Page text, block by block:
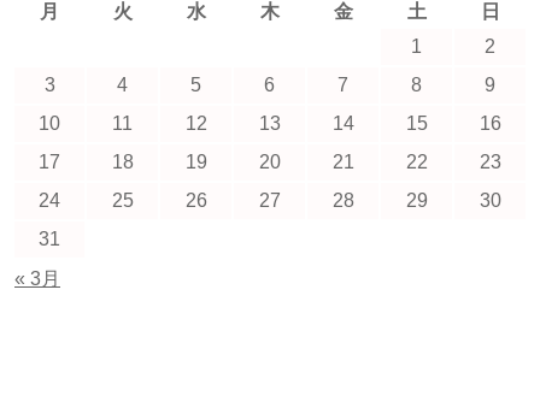
月
火 水 木 金 土 日
« 3月
1
2
3
4 5 6 7 8
9
10
11 12 13 14 15
16
17
18 19 20 21 22
23
24
25 26 27 28 29
30
31